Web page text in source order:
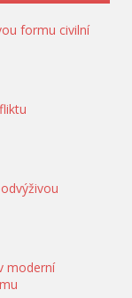
formu civilní
moderní